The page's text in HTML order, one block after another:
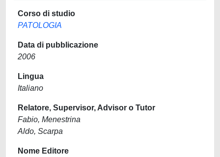
Corso di studio
PATOLOGIA
Data di pubblicazione
2006
Lingua
Italiano
Relatore, Supervisor, Advisor o Tutor
Fabio, Menestrina
Aldo, Scarpa
Nome Editore